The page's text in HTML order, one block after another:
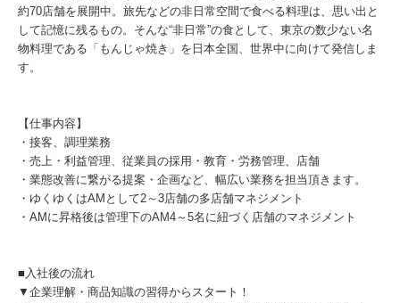
約70店舗を展開中。旅先などの非日常空間で食べる料理は、思い出と
して記憶に残るもの。そんな“非日常”の食として、東京の数少ない名
物料理である「もんじゃ焼き」を日本全国、世界中に向けて発信しま
す。
【仕事内容】
・接客、調理業務
・売上・利益管理、従業員の採用・教育・労務管理、店舗
・業態改善に繋がる提案・企画など、幅広い業務を担当頂きます。
・ゆくゆくはAMとして2～3店舗の多店舗マネジメント
・AMに昇格後は管理下のAM4～5名に紐づく店舗のマネジメント
■入社後の流れ
▼企業理解・商品知識の習得からスタート！